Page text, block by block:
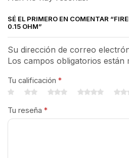
SÉ EL PRIMERO EN COMENTAR
0.15 OHM”
Su dirección de correo
Los campos obligatorios están
Tu calificación *
Tu reseña *